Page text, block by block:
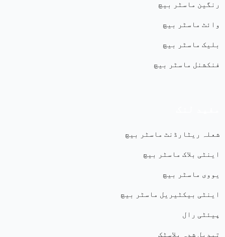
رنگین ماسٹر بیچ
وائٹ ماسٹر بیچ
بلیک ماسٹر بیچ
فنکشنل ماسٹر بیچ
شعلہ ریٹارڈنٹ ماسٹر بیچ
اینٹی بلاک ماسٹر بیچ
یووی ماسٹر بیچ
اینٹی بیکٹیریل ماسٹر بیچ
پیئٹی رال
تبدیل شدہ پلاسٹک